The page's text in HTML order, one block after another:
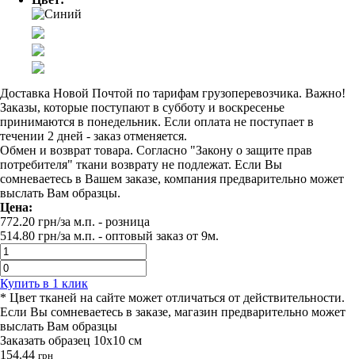
Доставка Новой Почтой по тарифам грузоперевозчика. Важно!
Заказы, которые поступают в субботу и воскресенье
принимаются в понедельник. Если оплата не поступает в
течении 2 дней - заказ отменяется.
Обмен и возврат товара. Согласно "Закону о защите прав
потребителя" ткани возврату не подлежат. Если Вы
сомневаетесь в Вашем заказе, компания предварительно может
выслать Вам образцы.
Цена:
772.20 грн/за м.п. - розница
514.80 грн/за м.п. - оптовый заказ от 9м.
Купить в 1 клик
* Цвет тканей на сайте может отличаться от действительности.
Если Вы сомневаетесь в заказе, магазин предварительно может
выслать Вам образцы
Заказать образец 10х10 см
154.44 грн